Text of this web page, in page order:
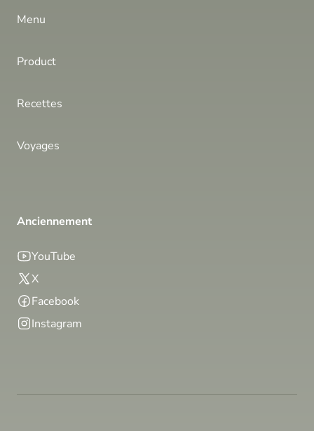
Menu
Product
Recettes
Voyages
Anciennement
YouTube
X
Facebook
Instagram